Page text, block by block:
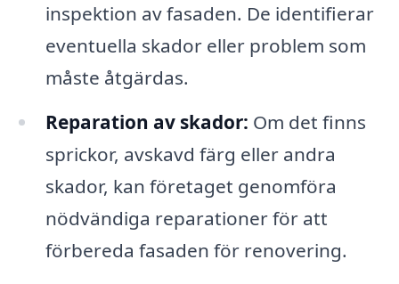
inspektion av fasaden. De identifierar
eventuella skador eller problem som
måste åtgärdas.
Reparation av skador: Om det finns
sprickor, avskavd färg eller andra
skador, kan företaget genomföra
nödvändiga reparationer för att
förbereda fasaden för renovering.